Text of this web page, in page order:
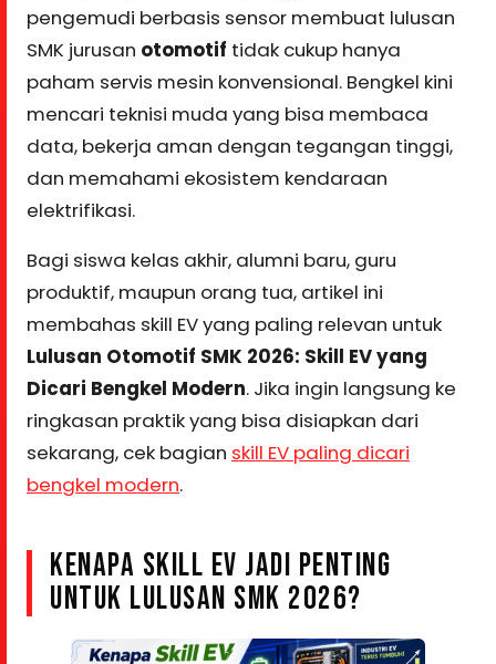
pengemudi berbasis sensor membuat lulusan
SMK jurusan otomotif tidak cukup hanya
paham servis mesin konvensional. Bengkel kini
mencari teknisi muda yang bisa membaca
data, bekerja aman dengan tegangan tinggi,
dan memahami ekosistem kendaraan
elektrifikasi.
Bagi siswa kelas akhir, alumni baru, guru
produktif, maupun orang tua, artikel ini
membahas skill EV yang paling relevan untuk
Lulusan Otomotif SMK 2026: Skill EV yang
Dicari Bengkel Modern. Jika ingin langsung ke
ringkasan praktik yang bisa disiapkan dari
sekarang, cek bagian skill EV paling dicari
bengkel modern.
KENAPA SKILL EV JADI PENTING
UNTUK LULUSAN SMK 2026?